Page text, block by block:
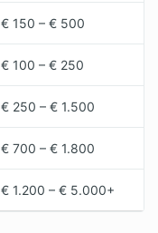
€ 150 – € 500
€ 100 – € 250
€ 250 – € 1.500
€ 700 – € 1.800
€ 1.200 – € 5.000+